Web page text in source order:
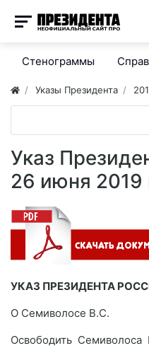
Стенограммы
Указы Президента
Указ
26 июня 2019
УКАЗ ПРЕЗИДЕНТА
О Семиволосе B.C.
Освободить Семиволоса